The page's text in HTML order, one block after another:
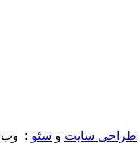
طراحی سایت و سئو : وب